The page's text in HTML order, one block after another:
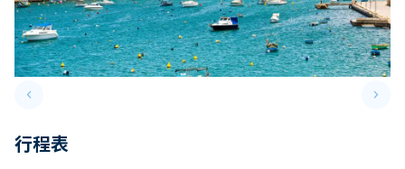
keyboard_arrow_leftPrevious slide keyboard_arrow_right
行程表